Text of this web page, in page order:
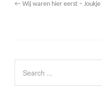
← Wij waren hier eerst – Joukje